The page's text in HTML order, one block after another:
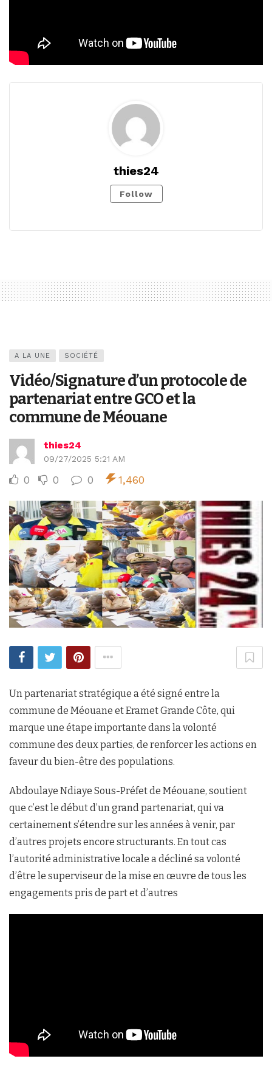
thies24
Follow
A LA UNE SOCIÉTÉ
Vidéo/Signature d’un protocole de
partenariat entre GCO et la
commune de Méouane
thies24
09/27/2025 5:21 AM
0 0 0 1,460
Un partenariat stratégique a été signé entre la
commune de Méouane et Eramet Grande Côte, qui
marque une étape importante dans la volonté
commune des deux parties, de renforcer les actions en
faveur du bien-être des populations.
Abdoulaye Ndiaye Sous-Préfet de Méouane, soutient
que c’est le début d’un grand partenariat, qui va
certainement s’étendre sur les années à venir, par
d’autres projets encore structurants. En tout cas
l’autorité administrative locale a décliné sa volonté
d’être le superviseur de la mise en œuvre de tous les
engagements pris de part et d’autres